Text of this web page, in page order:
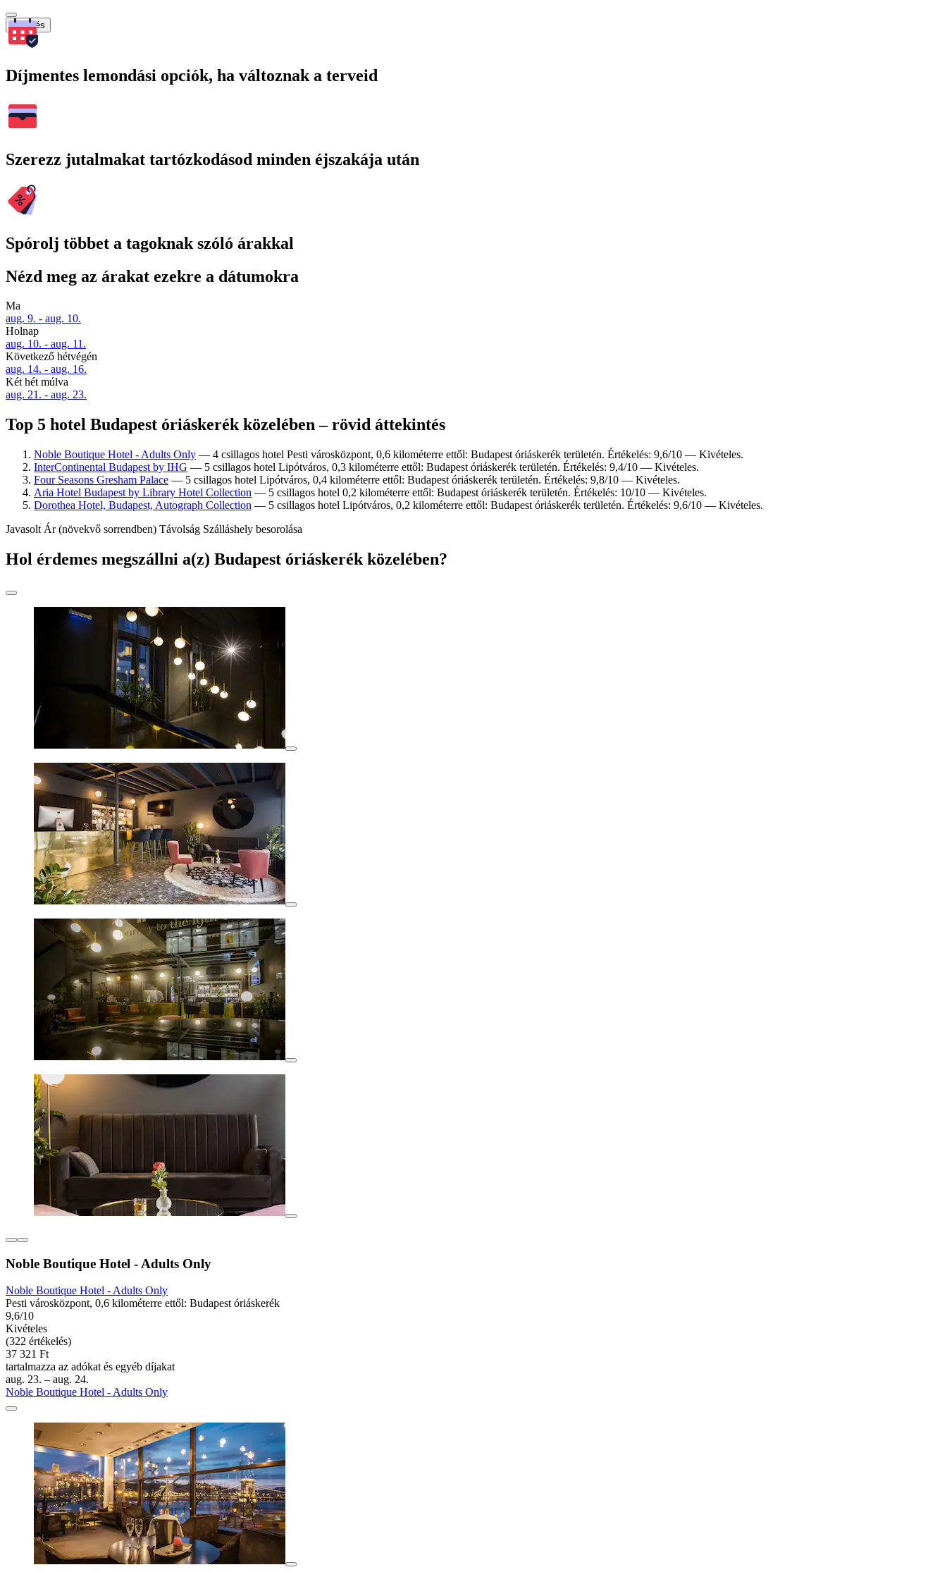
Keresés
Díjmentes lemondási opciók, ha változnak a terveid
Szerezz jutalmakat tartózkodásod minden éjszakája után
Spórolj többet a tagoknak szóló árakkal
Nézd meg az árakat ezekre a dátumokra
Ma
aug. 9. - aug. 10.
Holnap
aug. 10. - aug. 11.
Következő hétvégén
aug. 14. - aug. 16.
Két hét múlva
aug. 21. - aug. 23.
Top 5 hotel Budapest óriáskerék közelében – rövid áttekintés
Noble Boutique Hotel - Adults Only — 4 csillagos hotel Pesti városközpont, 0,6 kilométerre ettől: Budapest óriáskerék területén. Értékelés: 9,6/10 — Kivételes.
InterContinental Budapest by IHG — 5 csillagos hotel Lipótváros, 0,3 kilométerre ettől: Budapest óriáskerék területén. Értékelés: 9,4/10 — Kivételes.
Four Seasons Gresham Palace — 5 csillagos hotel Lipótváros, 0,4 kilométerre ettől: Budapest óriáskerék területén. Értékelés: 9,8/10 — Kivételes.
Aria Hotel Budapest by Library Hotel Collection — 5 csillagos hotel 0,2 kilométerre ettől: Budapest óriáskerék területén. Értékelés: 10/10 — Kivételes.
Dorothea Hotel, Budapest, Autograph Collection — 5 csillagos hotel Lipótváros, 0,2 kilométerre ettől: Budapest óriáskerék területén. Értékelés: 9,6/10 — Kivételes.
Javasolt Ár (növekvő sorrendben) Távolság Szálláshely besorolása
Hol érdemes megszállni a(z) Budapest óriáskerék közelében?
Noble Boutique Hotel - Adults Only
Noble Boutique Hotel - Adults Only
Pesti városközpont, 0,6 kilométerre ettől: Budapest óriáskerék
9,6/10
Kivételes
(322 értékelés)
37 321 Ft
tartalmazza az adókat és egyéb díjakat
aug. 23. – aug. 24.
Noble Boutique Hotel - Adults Only